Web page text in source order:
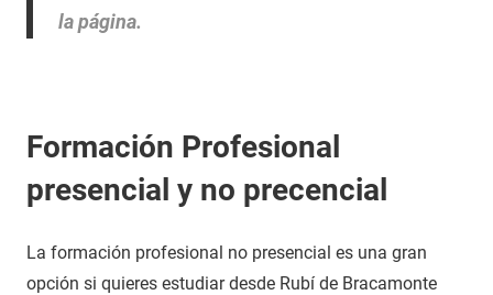
la página.
Formación Profesional
presencial y no precencial
La formación profesional no presencial es una gran
opción si quieres estudiar desde Rubí de Bracamonte